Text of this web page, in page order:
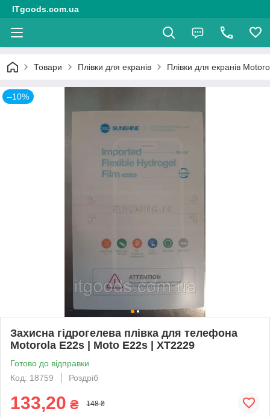
ITgoods.com.ua
Товари Плівки для екранів Плівки для екранів
–10%
Захисна гідрогелева плівка для телефона
Motorola E22s | Moto E22s | XT2229
Готово до відправки
Код: 18759
Роздріб
133,20 ₴ 148 ₴